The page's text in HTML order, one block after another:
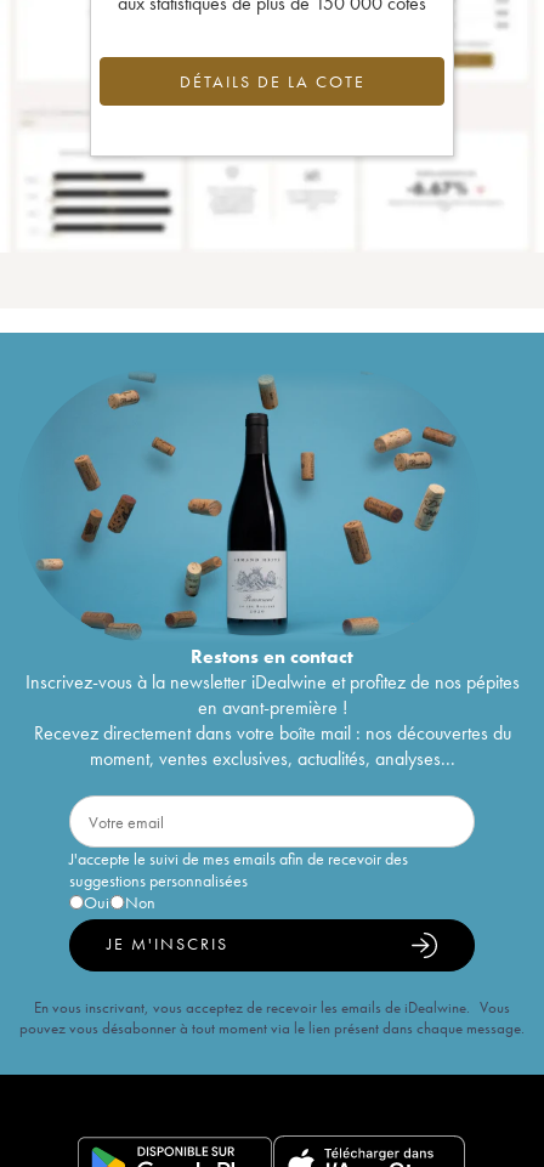
DÉTAILS DE LA COTE
Restons encontact
Inscrivez-vous à la newsletter iDealwine et profitez de nos pépites
en avant-première !
Recevez directement dans votre boîte mail : nos découvertes du
moment, ventes exclusives, actualités, analyses...
J'accepte le suivi de mes emails afin de recevoir des
suggestions personnalisées
Oui
Non
JE M'INSCRIS
En vous inscrivant, vous acceptez de recevoir les emails de iDealwine. Vous
pouvez vous désabonner à tout moment via le lien présent dans chaque message.